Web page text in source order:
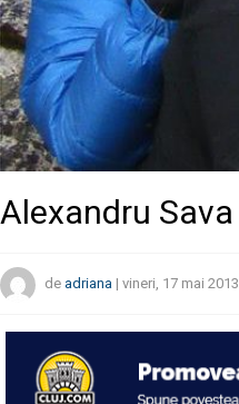
Alexandru Sava
de adriana | vineri, 17 mai 2013